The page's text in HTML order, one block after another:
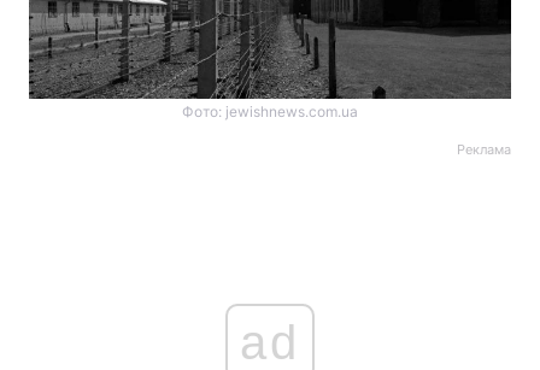
Фото: jewishnews.com.ua
Реклама
ad